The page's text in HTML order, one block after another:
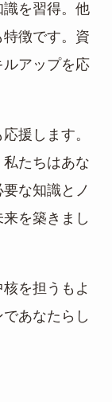
を習得。他
徴です。資
アップを応
援します。
たちはあな
な知識とノ
を築きまし
を担うもよ
あなたらし